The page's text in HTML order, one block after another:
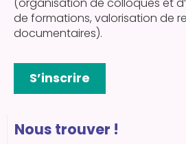
de formations, valorisation de
documentaires).
S’inscrire
Nous trouver !